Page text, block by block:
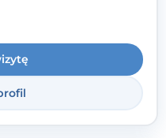
Ci je odsłonić.